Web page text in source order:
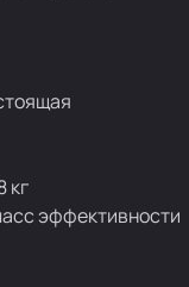
кг
эффективности